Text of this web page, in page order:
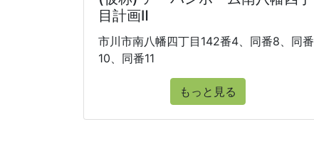
目計画Ⅱ
市川市南八幡四丁目142番4、同番8、同番
10、同番11
もっと見る